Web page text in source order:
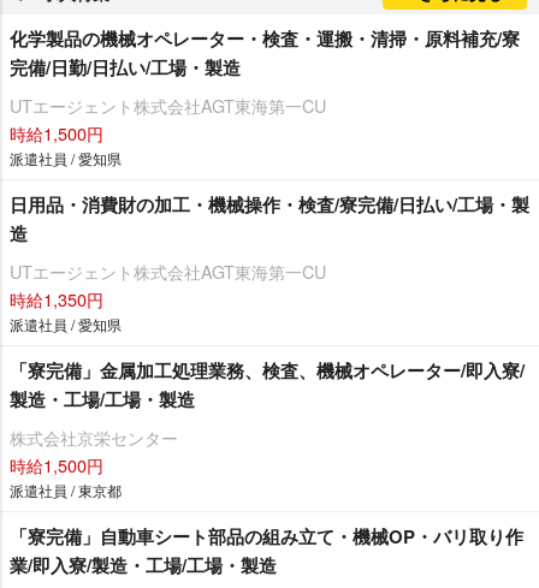
化学製品の機械オペレーター・検査・運搬・清掃・原料補充/寮
完備/日勤/日払い/工場・製造
UTエージェント株式会社AGT東海第一CU
時給1,500円
派遣社員 / 愛知県
日用品・消費財の加工・機械操作・検査/寮完備/日払い/工場・製
造
UTエージェント株式会社AGT東海第一CU
時給1,350円
派遣社員 / 愛知県
「寮完備」金属加工処理業務、検査、機械オペレーター/即入寮/
製造・工場/工場・製造
株式会社京栄センター
時給1,500円
派遣社員 / 東京都
「寮完備」自動車シート部品の組み立て・機械OP・バリ取り作
業/即入寮/製造・工場/工場・製造